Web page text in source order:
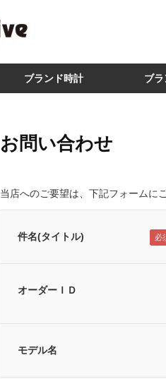
ブランド時計 ブ
お問い合わせ
当店へのご要望は、下記フォームに
件名(タイトル)
オーダーＩＤ
モデル名